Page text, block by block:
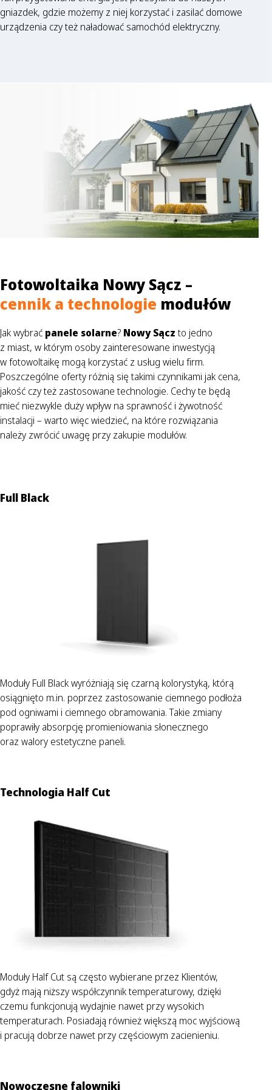
gniazdek, gdzie możemy z niej korzystać i zasilać domowe
urządzenia czy też naładować samochód elektryczny.
Fotowoltaika Nowy Sącz –
cennik a technologie modułów
Jak wybrać panele solarne? Nowy Sącz to jedno
z miast, w którym osoby zainteresowane inwestycją
w fotowoltaikę mogą korzystać z usług wielu firm.
Poszczególne oferty różnią się takimi czynnikami jak cena,
jakość czy też zastosowane technologie. Cechy te będą
mieć niezwykle duży wpływ na sprawność i żywotność
instalacji – warto więc wiedzieć, na które rozwiązania
należy zwrócić uwagę przy zakupie modułów.
Full Black
Moduły Full Black wyróżniają się czarną kolorystyką, którą
osiągnięto m.in. poprzez zastosowanie ciemnego podłoża
pod ogniwami i ciemnego obramowania. Takie zmiany
poprawiły absorpcję promieniowania słonecznego
oraz walory estetyczne paneli.
Technologia Half Cut
Moduły Half Cut są często wybierane przez Klientów,
gdyż mają niższy współczynnik temperaturowy, dzięki
czemu funkcjonują wydajnie nawet przy wysokich
temperaturach. Posiadają również większą moc wyjściową
i pracują dobrze nawet przy częściowym zacienieniu.
Nowoczesne falowniki